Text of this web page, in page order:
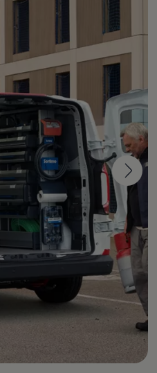
elektroonika
tagastamine
uusimad
uusimad
tagasikutsumine